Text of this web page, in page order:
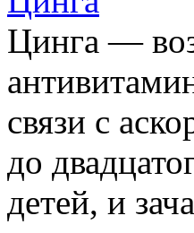
Цинга —
связи с
до
детей, и